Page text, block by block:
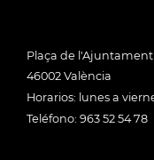
Plaça de l'Ajuntament
46002 València
Horarios: lunes a
Teléfono: 963 52 54 78